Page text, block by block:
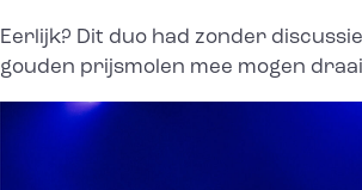
Eerlijk? Dit duo had zonder
gouden prijsmolen mee mogen